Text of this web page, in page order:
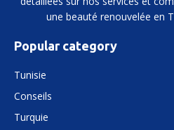
une beauté renouvelée en
Popular category
Tunisie
Conseils
Turquie